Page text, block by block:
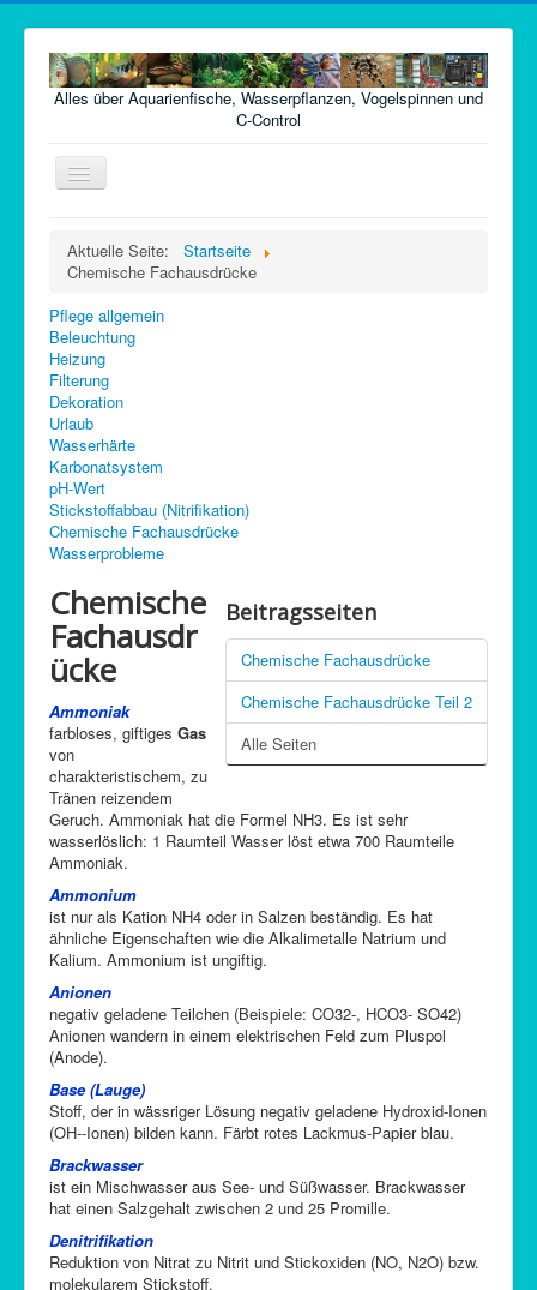
Alles über Aquarienfische, Wasserpflanzen, Vogelspinnen und
C-Control
Navigation
Fische
Pflanzen
Futter
Technik
Krankheiten
Vogelspinnen
Argentinische Waldschaben
C-Control
Sitemap
Aktuelle Seite:
Startseite
Chemische Fachausdrücke
Pflege allgemein
Beleuchtung
Heizung
Filterung
Dekoration
Urlaub
Wasserhärte
Karbonatsystem
pH-Wert
Stickstoffabbau (Nitrifikation)
Chemische Fachausdrücke
Wasserprobleme
Beitragsseiten
Chemische Fachausdrücke
Chemische Fachausdrücke Teil 2
Alle Seiten
Chemische
Fachausdr
ücke
Ammoniak
farbloses, giftiges Gas
von
charakteristischem, zu
Tränen reizendem
Geruch. Ammoniak hat die Formel NH3. Es ist sehr
wasserlöslich: 1 Raumteil Wasser löst etwa 700 Raumteile
Ammoniak.
Ammonium
ist nur als Kation NH4 oder in Salzen beständig. Es hat
ähnliche Eigenschaften wie die Alkalimetalle Natrium und
Kalium. Ammonium ist ungiftig.
Anionen
negativ geladene Teilchen (Beispiele: CO32-, HCO3- SO42)
Anionen wandern in einem elektrischen Feld zum Pluspol
(Anode).
Base (Lauge)
Stoff, der in wässriger Lösung negativ geladene Hydroxid-Ionen
(OH--Ionen) bilden kann. Färbt rotes Lackmus-Papier blau.
Brackwasser
ist ein Mischwasser aus See- und Süßwasser. Brackwasser
hat einen Salzgehalt zwischen 2 und 25 Promille.
Denitrifikation
Reduktion von Nitrat zu Nitrit und Stickoxiden (NO, N2O) bzw.
molekularem Stickstoff.